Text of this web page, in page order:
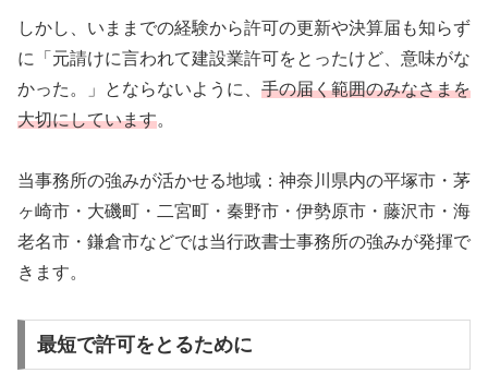
しかし、いままでの経験から許可の更新や決算届も知らず
に「元請けに言われて建設業許可をとったけど、意味がな
かった。」とならないように、 手の届く範囲のみなさまを
大切にしています。
当事務所の強みが活かせる地域：神奈川県内の平塚市・茅
ヶ崎市・大磯町・二宮町・秦野市・伊勢原市・藤沢市・海
老名市・鎌倉市などでは当行政書士事務所の強みが発揮で
きます。
最短で許可をとるために